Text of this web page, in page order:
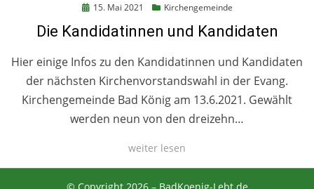
Posted15. Mai 2021 Kirchengemeinde
Die Kandidatinnen und Kandidaten
Hier einige Infos zu den Kandidatinnen und Kandidaten
der nächsten Kirchenvorstandswahl in der Evang.
Kirchengemeinde Bad König am 13.6.2021. Gewählt
werden neun von den dreizehn…
weiter lesen